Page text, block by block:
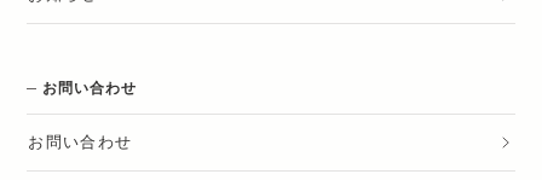
お問い合わせ
お問い合わせ